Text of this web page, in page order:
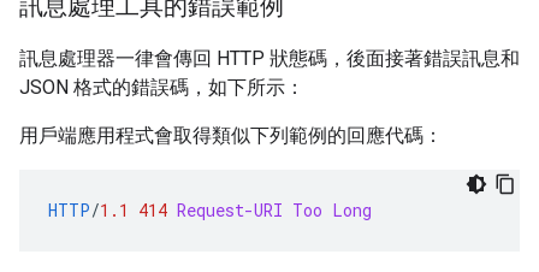
訊息處理工具的錯誤範例
訊息處理器一律會傳回 HTTP 狀態碼，後面接著錯誤訊息和
JSON 格式的錯誤碼，如下所示：
用戶端應用程式會取得類似下列範例的回應代碼：
HTTP/1.1 414 Request-URI Too Long